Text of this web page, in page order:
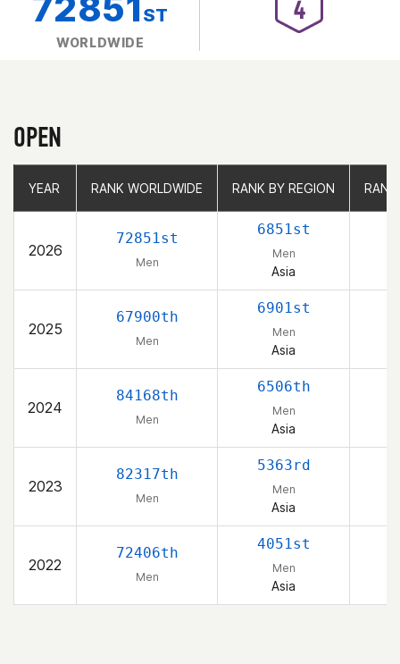
ST
WORLDWIDE
OPEN
YEAR RANK WORLDWIDE RANK BY REGION
2026
72851st
Men
6851st
Men
Asia
2025
67900th
Men
6901st
Men
Asia
2024
84168th
Men
6506th
Men
Asia
2023
82317th
Men
5363rd
Men
Asia
2022
72406th
Men
4051st
Men
Asia
YEAR RANK WORLDWIDE RANK BY REGION